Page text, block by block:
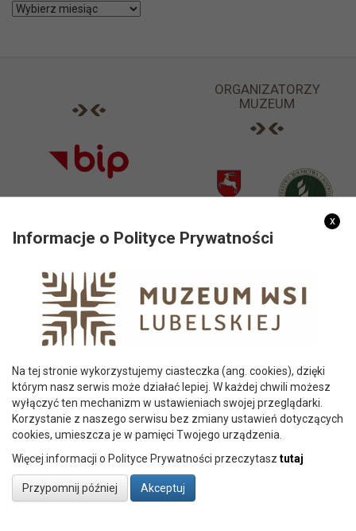
Archiwa
ORGANIZATORZY
MUZEUM
© 2026 Copyright Muzeum Wsi Lubelskiej w Lublinie | al.
Warszawska 96, 20-824 Lublin |Polityka prywatności
x
Informacje o Polityce Prywatności
Na tej stronie wykorzystujemy ciasteczka (ang. cookies), dzięki
którym nasz serwis może działać lepiej. W każdej chwili możesz
wyłączyć ten mechanizm w ustawieniach swojej przeglądarki.
Korzystanie z naszego serwisu bez zmiany ustawień dotyczących
cookies, umieszcza je w pamięci Twojego urządzenia.
Więcej informacji o Polityce Prywatności przeczytasz tutaj
Przypomnij później Akceptuj